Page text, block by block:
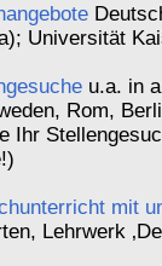
Universität
u.a. in
Rom,
Ihr
mit
Lehrwerk